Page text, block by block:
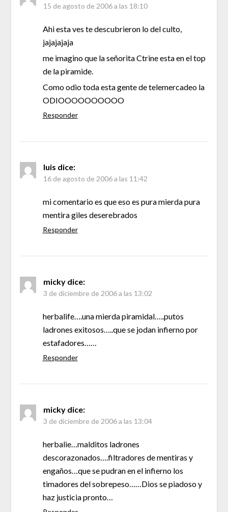
15 de agosto de 2006 a las 18:10
Ahi esta ves te descubrieron lo del culto,
jajajajaja
me imagino que la señorita Ctrine esta en el top
de la piramide.
Como odio toda esta gente de telemercadeo la
ODIOOOOOOOOOO
Responder
luis dice:
16 de agosto de 2006 a las 11:42
mi comentario es que eso es pura mierda pura
mentira giles deserebrados
Responder
micky dice:
3 de diciembre de 2006 a las 13:02
herbalife….una mierda piramidal…..putos
ladrones exitosos…..que se jodan infierno por
estafadores……
Responder
micky dice:
3 de diciembre de 2006 a las 13:04
herbalie…malditos ladrones
descorazonados….filtradores de mentiras y
engaños…que se pudran en el infierno los
timadores del sobrepeso……Dios se piadoso y
haz justicia pronto…